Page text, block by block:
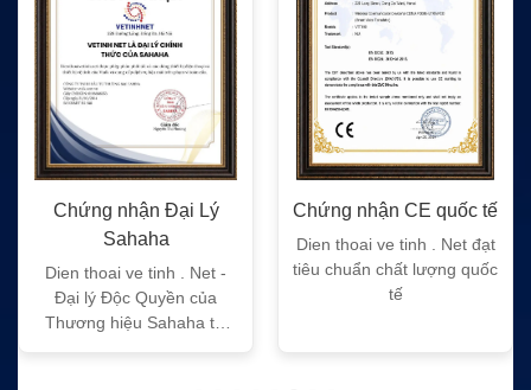
Chứng nhận Đại Lý
Sahaha
Dien thoai ve tinh . Net -
Đại lý Độc Quyền của
Thương hiệu Sahaha tại
Chứng nhận CE quốc tế
Dien thoai ve tinh . Net đạt
tiêu chuẩn chất lượng quốc
tế